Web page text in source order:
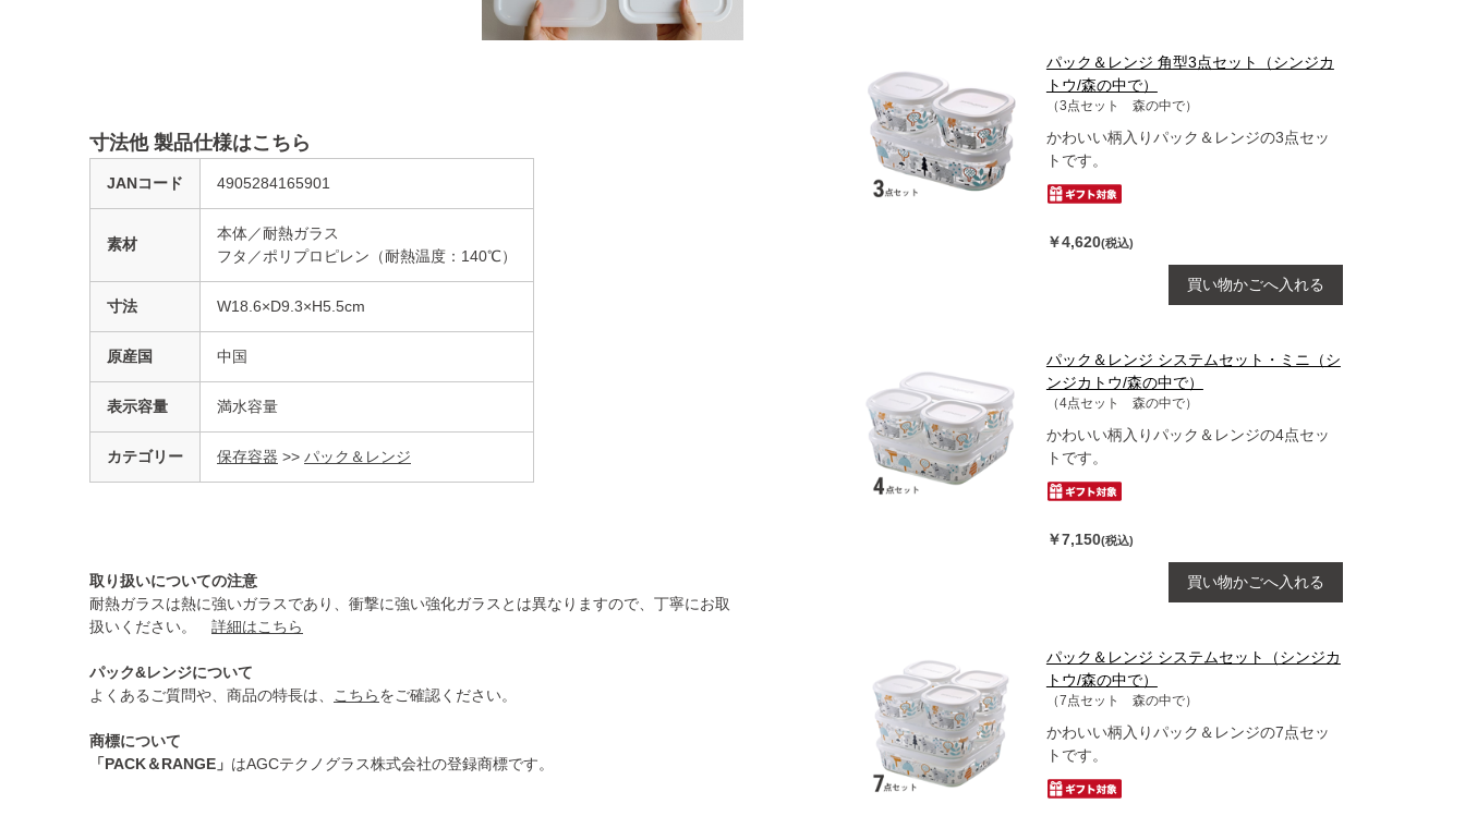
寸法他 製品仕様はこちら
JANコード 4905284165901
素材
本体／耐熱ガラス
フタ／ポリプロピレン（耐熱温度：140℃）
寸法 W18.6×D9.3×H5.5cm
原産国 中国
表示容量 満水容量
カテゴリー 保存容器 >> パック＆レンジ
取り扱いについての注意
耐熱ガラスは熱に強いガラスであり、衝撃に強い強化ガラスとは異なりますので、丁寧にお取
扱いください。 詳細はこちら
パック&レンジについて
よくあるご質問や、商品の特長は、
こちらをご確認ください。
商標について
「PACK＆RANGE」 はAGCテクノグラス株式会社の登録商標です。
パック＆レンジ 角型3点セット（シンジカ
トウ/森の中で）
（3点セット 森の中で）
かわいい柄入りパック＆レンジの3点セッ
トです。
￥4,620(税込)
買い物かごへ入れる
パック＆レンジ システムセット・ミニ（シ
ンジカトウ/森の中で）
（4点セット 森の中で）
かわいい柄入りパック＆レンジの4点セッ
トです。
￥7,150(税込)
買い物かごへ入れる
パック＆レンジ システムセット（シンジカ
トウ/森の中で）
（7点セット 森の中で）
かわいい柄入りパック＆レンジの7点セッ
トです。